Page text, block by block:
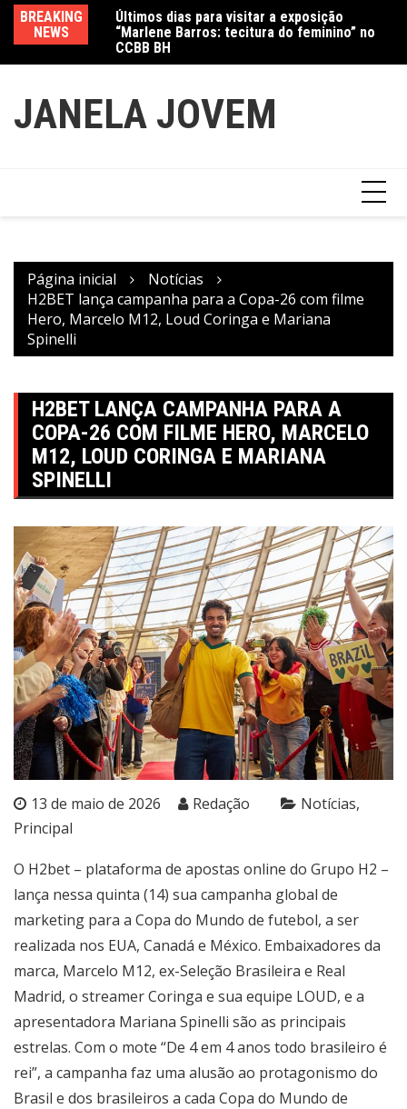
conteúdo
BREAKING
NEWS
“Marlene Barros: tecitura do feminino” no
CCBB BH
Amanda Mangili transforma beleza e
inclusão em conexão real nas redes
JANELA JOVEM
Página inicial
Notícias
H2BET lança campanha para a Copa-26 com filme
Hero, Marcelo M12, Loud Coringa e Mariana
Spinelli
H2BET LANÇA CAMPANHA PARA A
COPA-26 COM FILME HERO, MARCELO
M12, LOUD CORINGA E MARIANA
SPINELLI
13 de maio de 2026 Redação
Notícias
Principal
O H2bet – plataforma de apostas online do Grupo H2 –
lança nessa quinta (14) sua campanha global de
marketing para a Copa do Mundo de futebol, a ser
realizada nos EUA, Canadá e México. Embaixadores da
marca, Marcelo M12, ex-Seleção Brasileira e Real
Madrid, o streamer Coringa e sua equipe LOUD, e a
apresentadora Mariana Spinelli são as principais
estrelas. Com o mote “De 4 em 4 anos todo brasileiro é
rei”, a campanha faz uma alusão ao protagonismo do
Brasil e dos brasileiros a cada Copa do Mundo de